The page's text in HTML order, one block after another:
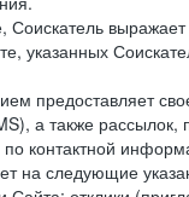
предоставляет
а также
контактной
на следующие